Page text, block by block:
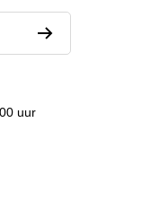
uur